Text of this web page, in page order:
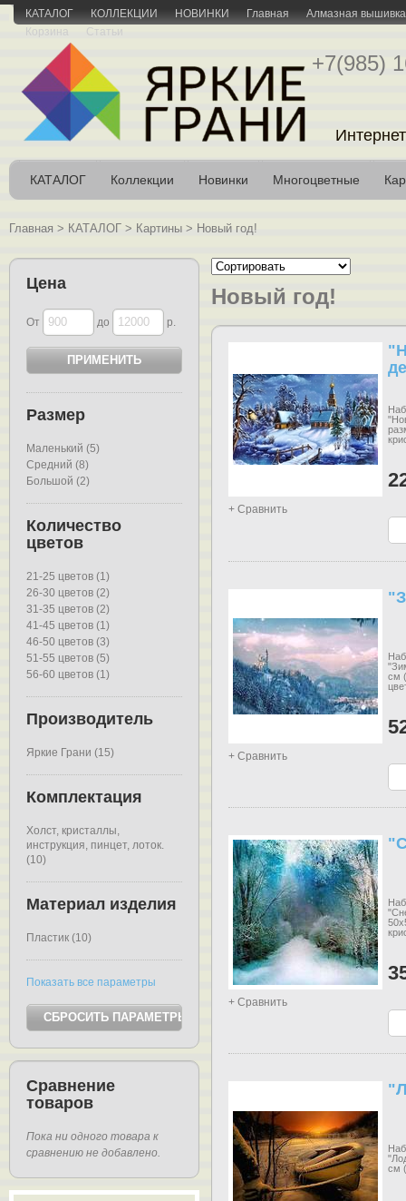
КАТАЛОГ КОЛЛЕКЦИИ НОВИНКИ Главная
Алмазная вышивка
Корзина
Статьи
+7(985)
КАТАЛОГ Коллекции Новинки Многоцветные
Главная > КАТАЛОГ > Картины > Новый год!
Новый год!
+ Сравнить
+ Сравнить
см
+ Сравнить
см
Цена
От до р.
Размер
Маленький (5)
Средний (8)
Большой (2)
Количество
цветов
21-25 цветов (1)
26-30 цветов (2)
31-35 цветов (2)
41-45 цветов (1)
46-50 цветов (3)
51-55 цветов (5)
56-60 цветов (1)
Производитель
Яркие Грани (15)
Комплектация
Холст, кристаллы,
инструкция, пинцет, лоток.
(10)
Материал изделия
Пластик (10)
Показать все параметры
Сравнение
товаров
Пока ни одного товара к
сравнению не добавлено.